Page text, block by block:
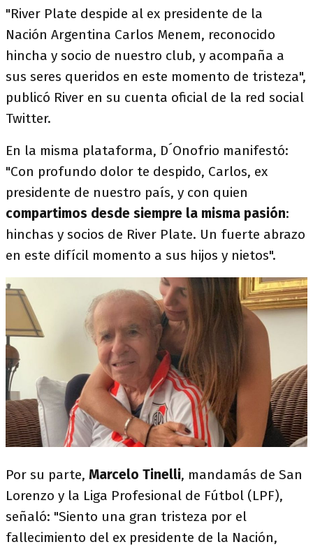
"River Plate despide al ex presidente de la
Nación Argentina Carlos Menem, reconocido
hincha y socio de nuestro club, y acompaña a
sus seres queridos en este momento de tristeza",
publicó River en su cuenta oficial de la red social
Twitter.
En la misma plataforma, D´Onofrio manifestó:
"Con profundo dolor te despido, Carlos, ex
presidente de nuestro país, y con quien
compartimos desde siempre la misma pasión:
hinchas y socios de River Plate. Un fuerte abrazo
en este difícil momento a sus hijos y nietos".
Por su parte, Marcelo Tinelli, mandamás de San
Lorenzo y la Liga Profesional de Fútbol (LPF),
señaló: "Siento una gran tristeza por el
fallecimiento del ex presidente de la Nación,